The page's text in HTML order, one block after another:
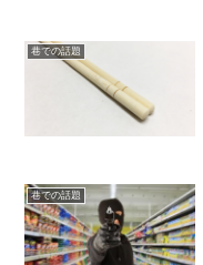
巷での話題
巷での話題